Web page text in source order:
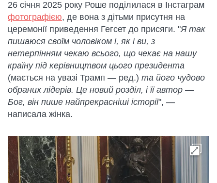
26 січня 2025 року Роше поділилася в Інстаграм
фотографією, де вона з дітьми присутня на
церемонії приведення Гегсет до присяги. "Я так
пишаюся своїм чоловіком і, як і ви, з
нетерпінням чекаю всього, що чекає на нашу
країну під керівництвом цього президента
(мається на увазі Трамп — ред.) та його чудово
обраних лідерів. Це новий розділ, і її автор —
Бог, він пише найпрекрасніші історії", —
написала жінка.